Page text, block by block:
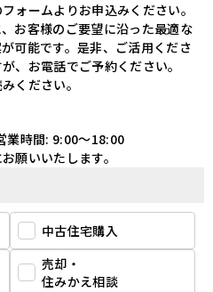
ォームよりお申込みください。
お客様のご要望に沿った最適な
可能です。是非、ご活用くださ
、お電話でご予約ください。
ください。
時間: 9:00～18:00
願いいたします。
中古住宅購入
売却・
住みかえ相談